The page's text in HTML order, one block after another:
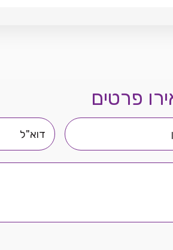
פרטים
דוא"ל